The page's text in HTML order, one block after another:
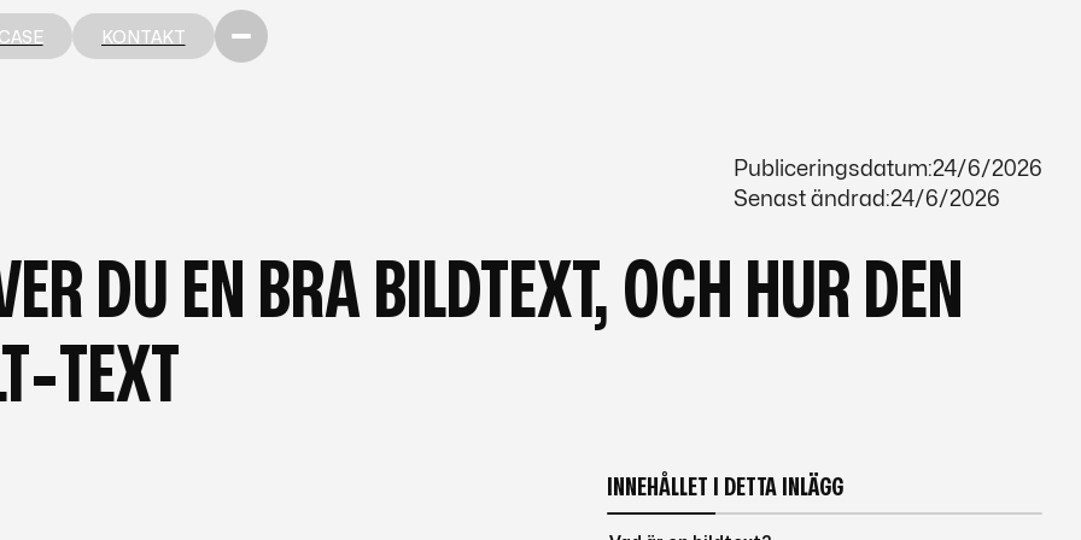
KONTAKT
KONTAKT
Publiceringsdatum:24/6/2026
Senast ändrad:24/6/2026
DU EN BRA BILDTEXT, OCH HUR DEN
TEXT
INNEHÅLLET I DETTA INLÄGG